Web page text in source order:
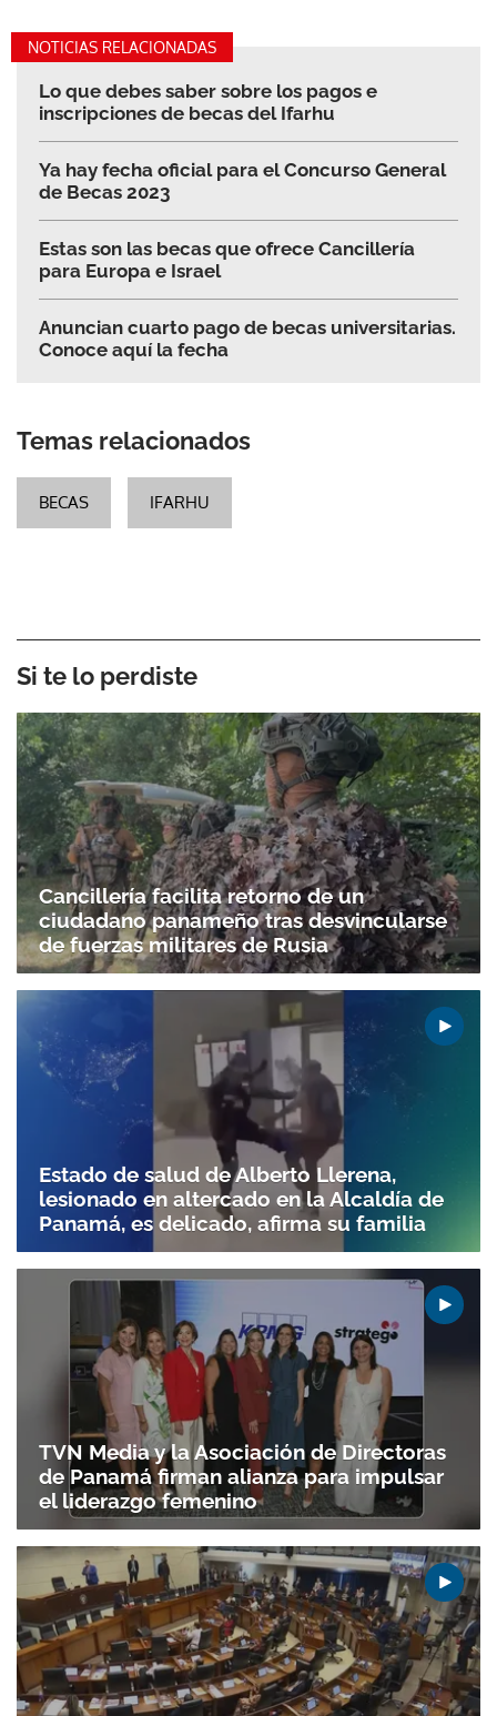
NOTICIAS RELACIONADAS
Lo que debes saber sobre los pagos e
inscripciones de becas del Ifarhu
Ya hay fecha oficial para el Concurso General
de Becas 2023
Estas son las becas que ofrece Cancillería
para Europa e Israel
Anuncian cuarto pago de becas universitarias.
Conoce aquí la fecha
Temas relacionados
BECAS IFARHU
Si te lo perdiste
Cancillería facilita retorno de un
ciudadano panameño tras desvincularse
de fuerzas militares de Rusia
Estado de salud de Alberto Llerena,
lesionado en altercado en la Alcaldía de
Panamá, es delicado, afirma su familia
TVN Media y la Asociación de Directoras
de Panamá firman alianza para impulsar
el liderazgo femenino